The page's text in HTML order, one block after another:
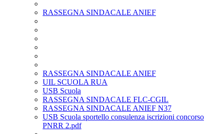
RASSEGNA SINDACALE ANIEF
RASSEGNA SINDACALE ANIEF
UIL SCUOLA RUA
USB Scuola
RASSEGNA SINDACALE FLC-CGIL
RASSEGNA SINDACALE ANIEF N37
USB Scuola sportello consulenza iscrizioni concorso
PNRR 2.pdf